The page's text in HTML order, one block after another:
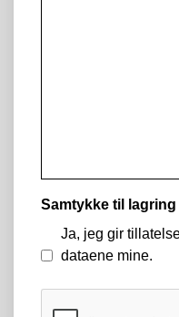
Samtykke til
Ja, jeg gir
dataene mine.